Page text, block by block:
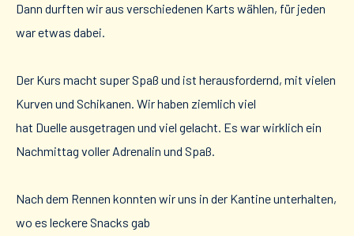
Dann durften wir aus verschiedenen Karts wählen, für jeden
war etwas dabei.
Der Kurs macht super Spaß und ist herausfordernd, mit vielen
Kurven und Schikanen. Wir haben ziemlich viel
hat Duelle ausgetragen und viel gelacht. Es war wirklich ein
Nachmittag voller Adrenalin und Spaß.
Nach dem Rennen konnten wir uns in der Kantine unterhalten,
wo es leckere Snacks gab